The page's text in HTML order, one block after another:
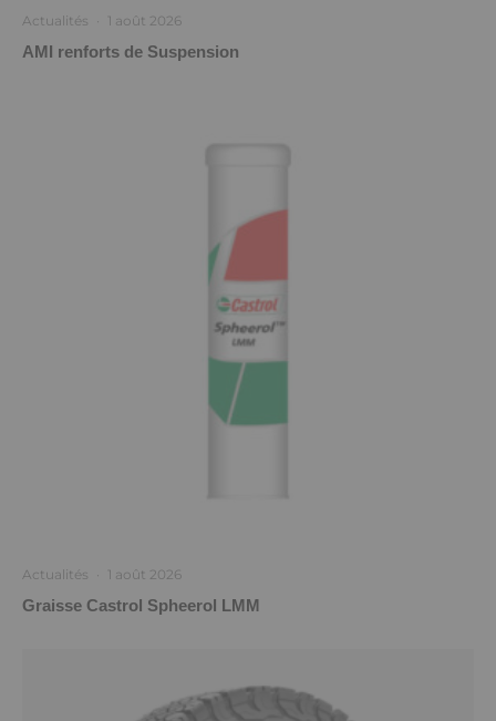
Actualités · 1 août 2026
AMI renforts de Suspension
Actualités · 1 août 2026
Graisse Castrol Spheerol LMM